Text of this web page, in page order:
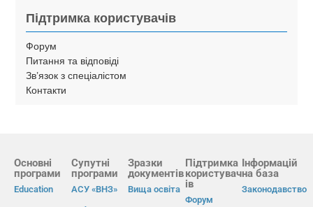
Підтримка користувачів
Форум
Питання та відповіді
Зв’язок з спеціалістом
Контакти
Основні
програми
Education
Супутні
програми
АСУ «ВНЗ»
Зразки
документів
Вища освіта
Підтримка
користувач
ів
Форум
Інформацій
на база
Законодавство